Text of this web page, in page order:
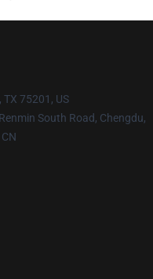
TX 75201, US
South Road, Chengdu,